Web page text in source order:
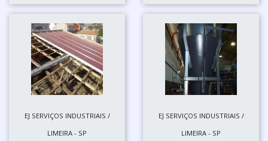
EJ SERVIÇOS INDUSTRIAIS /
LIMEIRA - SP
EJ SERVIÇOS INDUSTRIAIS /
LIMEIRA - SP